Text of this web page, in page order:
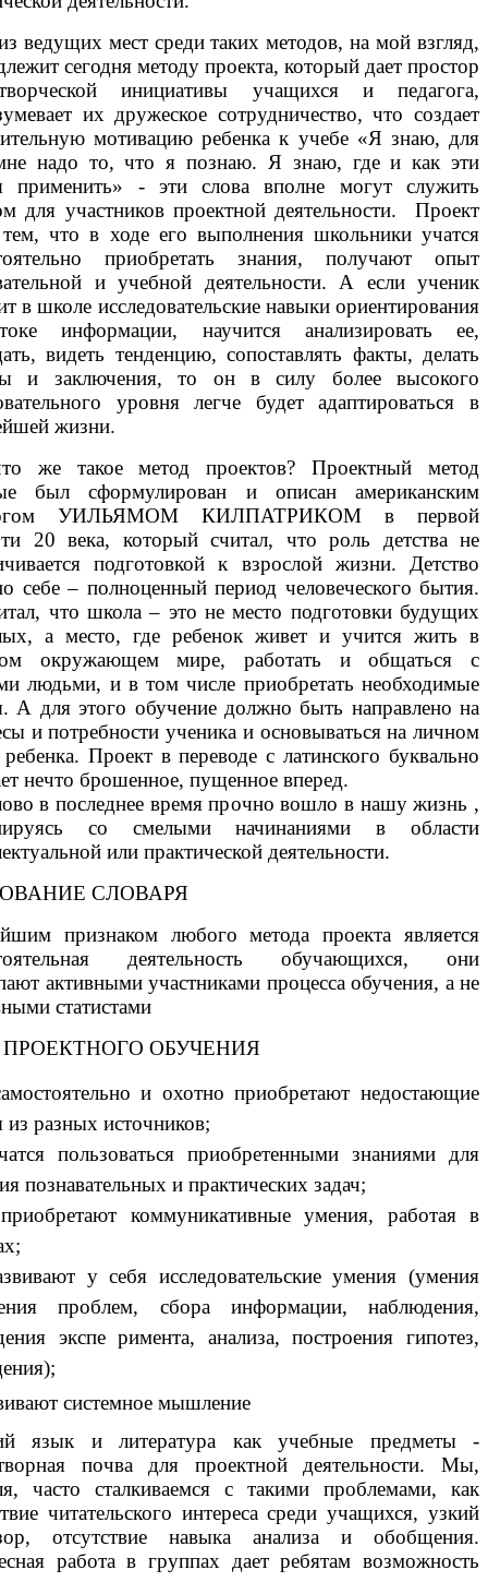
ведущих мест среди таких методов, на мой взгляд,
сегодня методу проекта, который дает простор
инициативы учащихся и педагога,
их дружеское сотрудничество, что создает
мотивацию ребенка к учебе «Я знаю, для
надо то, что я познаю. Я знаю, где и как эти
применить» - эти слова вполне могут служить
для участников проектной деятельности. Проект
что в ходе его выполнения школьники учатся
приобретать знания, получают опыт
и учебной деятельности. А если ученик
в школе исследовательские навыки ориентирования
информации, научится анализировать ее,
видеть тенденцию, сопоставлять факты, делать
и заключения, то он в силу более высокого
уровня легче будет адаптироваться в
жизни.
же такое метод проектов? Проектный метод
был сформулирован и описан американским
УИЛЬЯМОМ КИЛПАТРИКОМ в первой
20 века, который считал, что роль детства не
подготовкой к взрослой жизни. Детство
себе – полноценный период человеческого бытия.
что школа – это не место подготовки будущих
а место, где ребенок живет и учится жить в
окружающем мире, работать и общаться с
людьми, и в том числе приобретать необходимые
А для этого обучение должно быть направлено на
и потребности ученика и основываться на личном
Проект в переводе с латинского буквально
нечто брошенное, пущенное вперед.
в последнее время прочно вошло в нашу жизнь ,
со смелыми начинаниями в области
или практической деятельности.
СЛОВАРЯ
признаком любого метода проекта является
деятельность обучающихся, они
активными участниками процесса обучения, а не
статистами
ПРОЕКТНОГО ОБУЧЕНИЯ
и охотно приобретают недостающие
из разных источников;
пользоваться приобретенными знаниями для
познавательных и практических задач;
коммуникативные умения, работая в
у себя исследовательские умения (умения
проблем, сбора информации, наблюдения,
экспе римента, анализа, построения гипотез,
системное мышление
язык и литература как учебные предметы -
почва для проектной деятельности. Мы,
часто сталкиваемся с такими проблемами, как
читательского интереса среди учащихся, узкий
отсутствие навыка анализа и обобщения.
работа в группах дает ребятам возможность